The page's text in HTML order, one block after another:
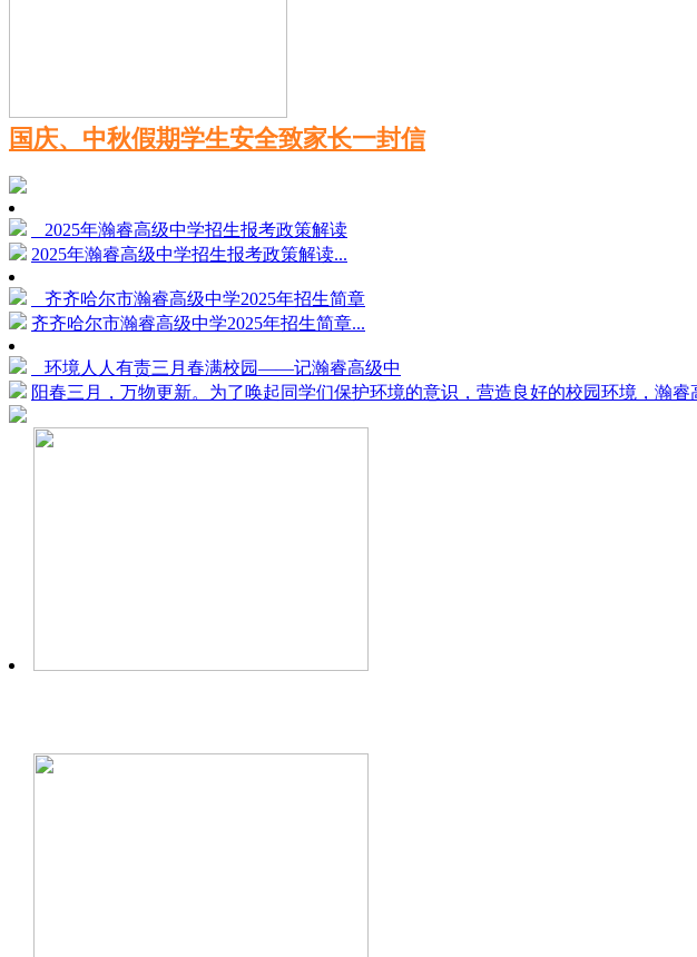
国庆、中秋假期学生安全致家长一封信
2025年瀚睿高级中学招生报考政策解读
2025年瀚睿高级中学招生报考政策解读...
齐齐哈尔市瀚睿高级中学2025年招生简章
齐齐哈尔市瀚睿高级中学2025年招生简章...
环境人人有责三月春满校园——记瀚睿高级中
阳春三月，万物更新。为了唤起同学们保护环境的意识，营造良好的校园环境，瀚